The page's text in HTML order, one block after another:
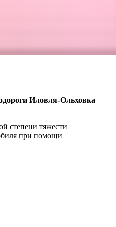
Иловля-Ольховка
степени тяжести
при помощи